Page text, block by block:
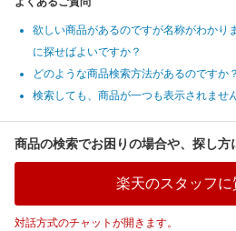
欲しい商品があるのですが名称がわかり
に探せばよいですか？
どのような商品検索方法があるのですか？
検索しても、商品が一つも表示されませ
商品の検索でお困りの場合や、探し方
楽天のスタッフに
対話方式のチャットが開きます。